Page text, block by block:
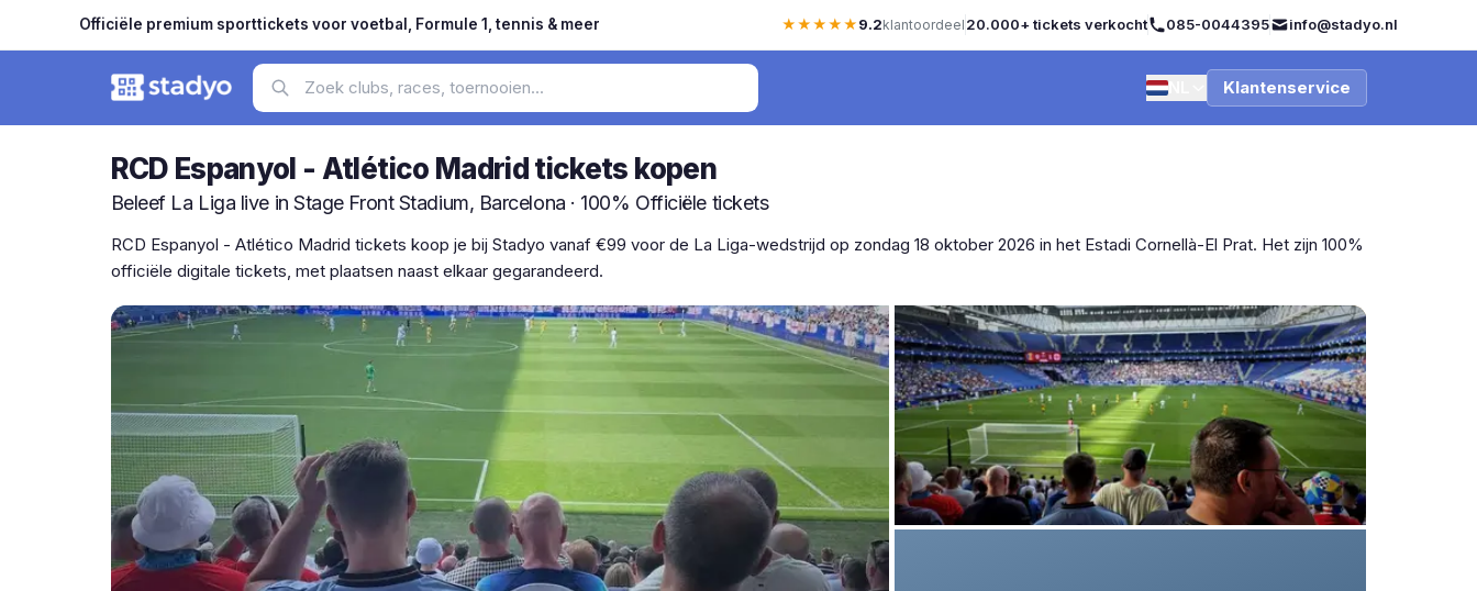
Officiële premium sporttickets voor voetbal, Formule 1, tennis & meer ★★★★★9.2klantoordeel 20.000+ tickets verkocht 085-0044395 info@stadyo.nl
Klantenservice
RCD Espanyol - Atlético Madrid tickets kopen
Beleef La Liga live in Stage Front Stadium, Barcelona · 100% Officiële tickets
RCD Espanyol - Atlético Madrid tickets koop je bij Stadyo vanaf €99 voor de La Liga-wedstrijd op zondag 18 oktober 2026 in het Estadi Cornellà-El Prat. Het zijn 100%
officiële digitale tickets, met plaatsen naast elkaar gegarandeerd.